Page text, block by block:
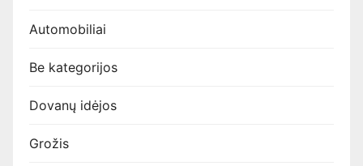
Automobiliai
Be kategorijos
Dovanų idėjos
Grožis